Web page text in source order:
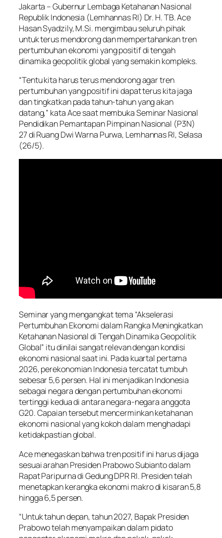
Jakarta – Gubernur Lembaga Ketahanan Nasional
Republik Indonesia (Lemhannas RI) Dr. H. TB. Ace
Hasan Syadzily, M.Si. mengimbau seluruh pihak
untuk terus mendorong dan mempertahankan tren
pertumbuhan ekonomi yang positif di tengah
dinamika geopolitik global yang semakin kompleks.
“Tentu kita harus terus mendorong agar tren
pertumbuhan yang positif ini dapat terus kita jaga
dan tingkatkan pada tahun-tahun yang akan
datang,” kata Ace saat membuka Seminar Nasional
Pendidikan Pemantapan Pimpinan Nasional (P3N)
27 di Ruang Dwi Warna Purwa, Lemhannas RI, Selasa
(26/5).
Seminar yang mengangkat tema “Akselerasi
Pertumbuhan Ekonomi dalam Rangka Meningkatkan
Ketahanan Nasional di Tengah Dinamika Geopolitik
Global” itu dinilai sangat relevan dengan kondisi
ekonomi nasional saat ini. Pada kuartal pertama
2026, perekonomian Indonesia tercatat tumbuh
sebesar 5,6 persen. Hal ini menjadikan Indonesia
sebagai negara dengan pertumbuhan ekonomi
tertinggi kedua di antara negara-negara anggota
G20. Capaian tersebut mencerminkan ketahanan
ekonomi nasional yang kokoh dalam menghadapi
ketidakpastian global.
Ace menegaskan bahwa tren positif ini harus dijaga
sesuai arahan Presiden Prabowo Subianto dalam
Rapat Paripurna di Gedung DPR RI. Presiden telah
menetapkan kerangka ekonomi makro di kisaran 5,8
hingga 6,5 persen.
“Untuk tahun depan, tahun 2027, Bapak Presiden
Prabowo telah menyampaikan dalam pidato